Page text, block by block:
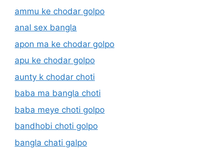
ammu ke chodar golpo
anal sex bangla
apon ma ke chodar golpo
apu ke chodar golpo
aunty k chodar choti
baba ma bangla choti
baba meye choti golpo
bandhobi choti golpo
bangla chati galpo